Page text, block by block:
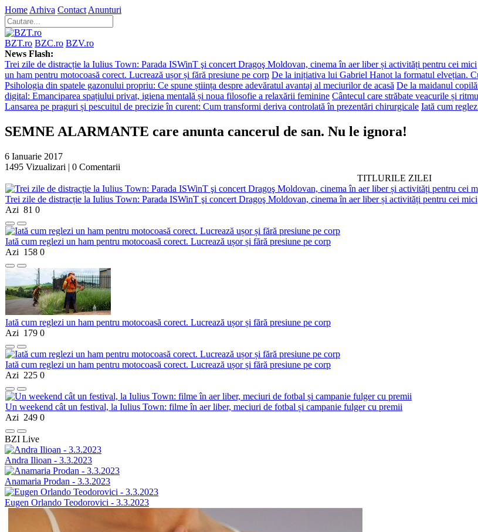
Home Arhiva Contact Anunturi
BZT.ro BZC.ro BZV.ro
News Flash:
Trei zile de distracție la Iulius Town: Parada ISWinT şi concert Dragoş Moldovan, cinema în aer liber și activități pentru cei mici
un ham pentru motocoasă corect. Lucrează ușor și fără presiune pe corp De la inițiativa lui Gabriel Hanot la formatul elvețian.
Psihologia din spatele gazonului propriu: Ce spune știința despre adevăratul avantaj al meciurilor de acasă De la maidanul
digital: Emanciparea spațiului privat, igiena mentală și noua filosofie a relaxării feminine Cântecul care străbate veacurile și
Lansarea pe praguri și pescuitul de precizie în curent: Cum transformi deriva controlată în prezentări chirurgicale Iată cum
SEMNE ALARMANTE care anunta cancerul de san. Nu le ignora!
6 Ianuarie 2017
1495 Vizualizari | 0 Comentarii
TITLURILE ZILEI
Trei zile de distracție la Iulius Town: Parada ISWinT şi concert Dragoş Moldovan, cinema în aer liber și activități pentru cei mici
Azi 81 0
Iată cum reglezi un ham pentru motocoasă corect. Lucrează ușor și fără presiune pe corp
Azi 158 0
Iată cum reglezi un ham pentru motocoasă corect. Lucrează ușor și fără presiune pe corp
Azi 179 0
Iată cum reglezi un ham pentru motocoasă corect. Lucrează ușor și fără presiune pe corp
Azi 225 0
Un weekend cât un festival, la Iulius Town: filme în aer liber, meciuri de fotbal și campanie fulger cu premii
Azi 249 0
BZI Live
Andra Ilioan - 3.3.2023
Anamaria Prodan - 3.3.2023
Eugen Orlando Teodorovici - 3.3.2023